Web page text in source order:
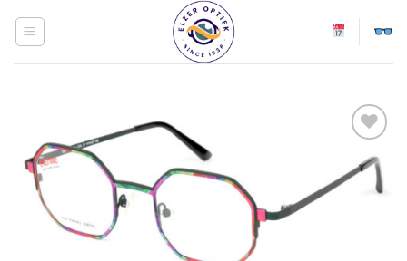
naar
Toevoegen
aan
verlanglijst